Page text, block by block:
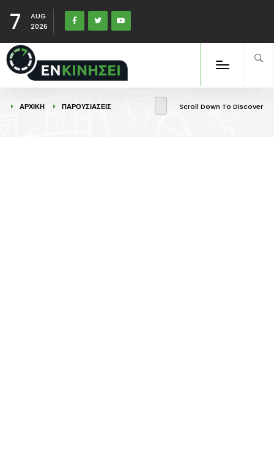
7
AUG
2026
ΑΡΧΙΚΉ ΠΑΡΟΥΣΙΑΣΕΙΣ Scroll Down To Discover